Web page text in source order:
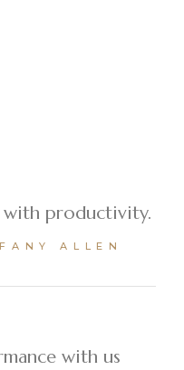
with productivity.
ALLEN
with us